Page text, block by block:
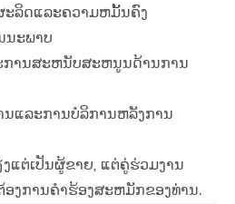
ລິດແລະຄວາມຫມັ້ນຄົງ
ນະພາບ
ານສະຫນັບສະຫນູນດ້ານການ
ແລະການບໍລິການຫລັງການ
ແຕ່ເປັນຜູ້ຂາຍ, ແຕ່ຄູ່ຮ່ວມງານ
ອງການຄໍາຮ້ອງສະຫມັກຂອງທ່ານ.